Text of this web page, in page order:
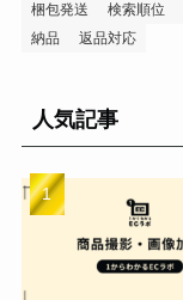
梱包発送
検索順位
納品
返品対応
人気記事